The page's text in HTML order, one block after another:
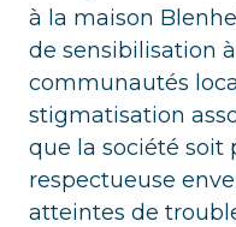
à la maison
de sensibilisation
communautés
stigmatisation
que la société soit
respectueuse
atteintes de